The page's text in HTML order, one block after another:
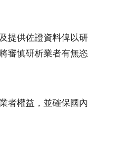
提供佐證資料俾以研
審慎研析業者有無恣
者權益，並確保國內